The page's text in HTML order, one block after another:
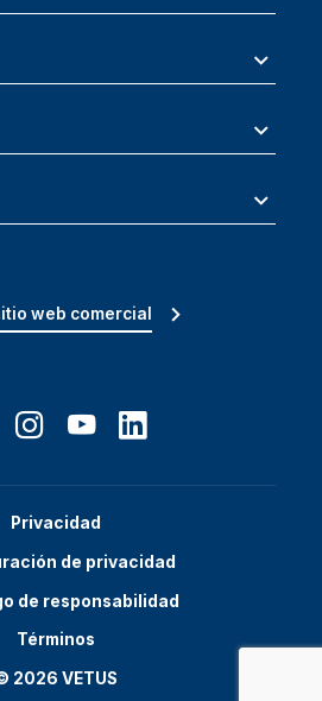
web comercial
Privacidad
de privacidad
de responsabilidad
Términos
2026 VETUS